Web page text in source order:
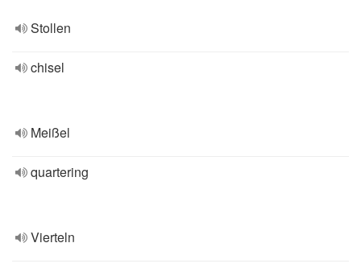
Stollen
chisel
Meißel
quartering
Vierteln